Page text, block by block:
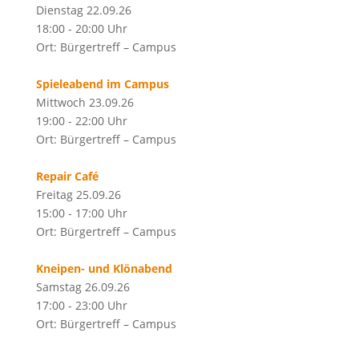
Dienstag 22.09.26
18:00 - 20:00 Uhr
Ort: Bürgertreff – Campus
Spieleabend im Campus
Mittwoch 23.09.26
19:00 - 22:00 Uhr
Ort: Bürgertreff – Campus
Repair Café
Freitag 25.09.26
15:00 - 17:00 Uhr
Ort: Bürgertreff – Campus
Kneipen- und Klönabend
Samstag 26.09.26
17:00 - 23:00 Uhr
Ort: Bürgertreff – Campus